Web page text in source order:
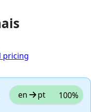
pricing
en pt 100%